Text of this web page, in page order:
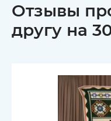
Отзывы
другу на